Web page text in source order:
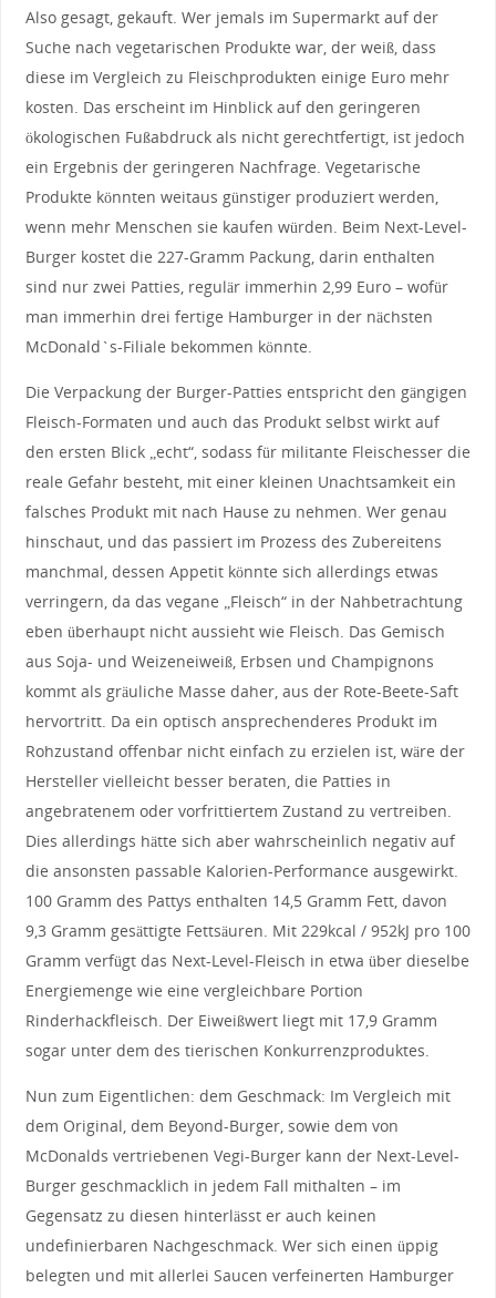
Also gesagt, gekauft. Wer jemals im Supermarkt auf der
Suche nach vegetarischen Produkte war, der weiß, dass
diese im Vergleich zu Fleischprodukten einige Euro mehr
kosten. Das erscheint im Hinblick auf den geringeren
ökologischen Fußabdruck als nicht gerechtfertigt, ist jedoch
ein Ergebnis der geringeren Nachfrage. Vegetarische
Produkte könnten weitaus günstiger produziert werden,
wenn mehr Menschen sie kaufen würden. Beim Next-Level-
Burger kostet die 227-Gramm Packung, darin enthalten
sind nur zwei Patties, regulär immerhin 2,99 Euro – wofür
man immerhin drei fertige Hamburger in der nächsten
McDonald`s-Filiale bekommen könnte.
Die Verpackung der Burger-Patties entspricht den gängigen
Fleisch-Formaten und auch das Produkt selbst wirkt auf
den ersten Blick „echt“, sodass für militante Fleischesser die
reale Gefahr besteht, mit einer kleinen Unachtsamkeit ein
falsches Produkt mit nach Hause zu nehmen. Wer genau
hinschaut, und das passiert im Prozess des Zubereitens
manchmal, dessen Appetit könnte sich allerdings etwas
verringern, da das vegane „Fleisch“ in der Nahbetrachtung
eben überhaupt nicht aussieht wie Fleisch. Das Gemisch
aus Soja- und Weizeneiweiß, Erbsen und Champignons
kommt als gräuliche Masse daher, aus der Rote-Beete-Saft
hervortritt. Da ein optisch ansprechenderes Produkt im
Rohzustand offenbar nicht einfach zu erzielen ist, wäre der
Hersteller vielleicht besser beraten, die Patties in
angebratenem oder vorfrittiertem Zustand zu vertreiben.
Dies allerdings hätte sich aber wahrscheinlich negativ auf
die ansonsten passable Kalorien-Performance ausgewirkt.
100 Gramm des Pattys enthalten 14,5 Gramm Fett, davon
9,3 Gramm gesättigte Fettsäuren. Mit 229kcal / 952kJ pro 100
Gramm verfügt das Next-Level-Fleisch in etwa über dieselbe
Energiemenge wie eine vergleichbare Portion
Rinderhackfleisch. Der Eiweißwert liegt mit 17,9 Gramm
sogar unter dem des tierischen Konkurrenzproduktes.
Nun zum Eigentlichen: dem Geschmack: Im Vergleich mit
dem Original, dem Beyond-Burger, sowie dem von
McDonalds vertriebenen Vegi-Burger kann der Next-Level-
Burger geschmacklich in jedem Fall mithalten – im
Gegensatz zu diesen hinterlässt er auch keinen
undefinierbaren Nachgeschmack. Wer sich einen üppig
belegten und mit allerlei Saucen verfeinerten Hamburger